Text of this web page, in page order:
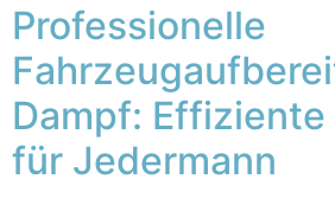
Professionelle
Dampf: Effiziente
für Jedermann